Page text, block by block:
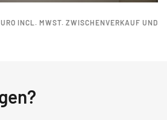
INCL. MWST. ZWISCHENVERKAUF UND